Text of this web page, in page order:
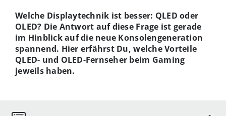
Welche Displaytechnik ist besser: QLED oder
OLED? Die Antwort auf diese Frage ist gerade
im Hinblick auf die neue Konsolengeneration
spannend. Hier erfährst Du, welche Vorteile
QLED- und OLED-Fernseher beim Gaming
jeweils haben.